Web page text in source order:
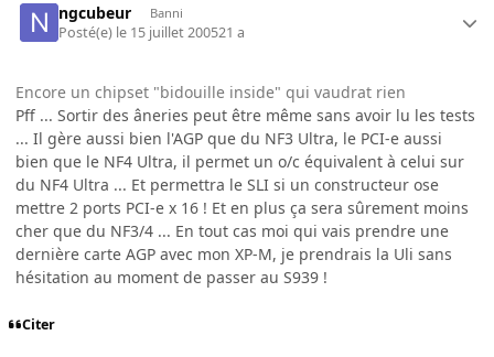
ngcubeur Banni
Posté(e) le 15 juillet 200521 a
Encore un chipset "bidouille inside" qui vaudrat rien
Pff ... Sortir des âneries peut être même sans avoir lu les tests
... Il gère aussi bien l'AGP que du NF3 Ultra, le PCI-e aussi
bien que le NF4 Ultra, il permet un o/c équivalent à celui sur
du NF4 Ultra ... Et permettra le SLI si un constructeur ose
mettre 2 ports PCI-e x 16 ! Et en plus ça sera sûrement moins
cher que du NF3/4 ... En tout cas moi qui vais prendre une
dernière carte AGP avec mon XP-M, je prendrais la Uli sans
hésitation au moment de passer au S939 !
Citer